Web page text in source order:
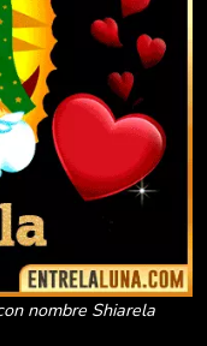
nombre Shiarela